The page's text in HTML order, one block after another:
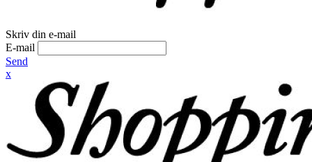
Skriv din e-mail
E-mail
Send
x